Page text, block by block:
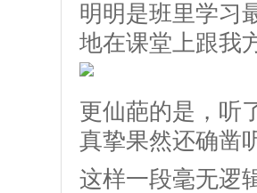
明明是班里学习
地在课堂上跟我
更仙葩的是，听
真挚果然还确凿
这样一段毫无逻